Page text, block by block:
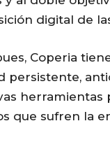
digital de
Coperia
persistente,
herramientas
que sufren la